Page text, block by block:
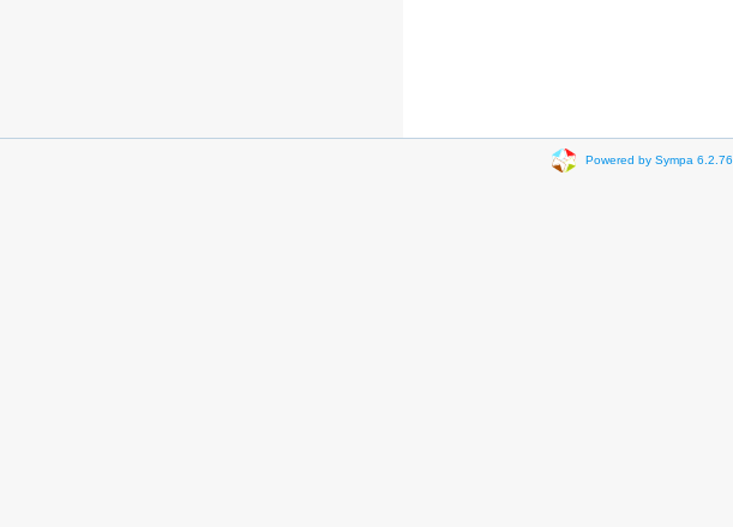
Powered by Sympa 6.2.76